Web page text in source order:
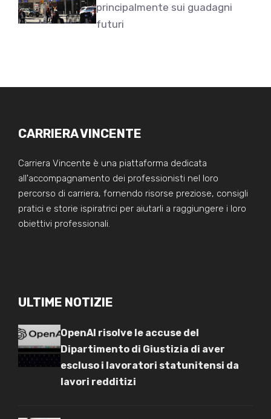
principalmente sui guadagni
futuri
CARRIERA VINCENTE
Carriera Vincente è una piattaforma dedicata
all'accompagnamento dei professionisti nel loro
percorso di carriera, fornendo risorse preziose, consigli
pratici e storie ispiratrici per aiutarli a raggiungere i loro
obiettivi professionali.
ULTIME NOTIZIE
OpenAI risolve le accuse del
Dipartimento di Giustizia di aver
escluso i lavoratori statunitensi da
lavori redditizi